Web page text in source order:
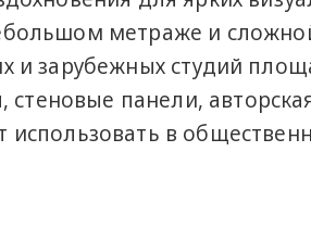
метраже и
и зарубежных студий
стеновые панели,
в